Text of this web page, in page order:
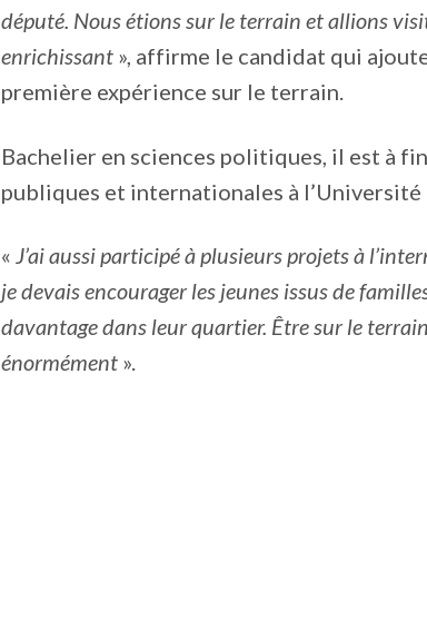
député. Nous étions sur le terrain et allions
enrichissant», affirme le candidat qui
première expérience sur le terrain.
Bachelier en sciences politiques, il est à
publiques et internationales à l’Université
« J’ai aussi participé à plusieurs projets à
je devais encourager les jeunes issus de
davantage dans leur quartier. Être sur le
énormément».